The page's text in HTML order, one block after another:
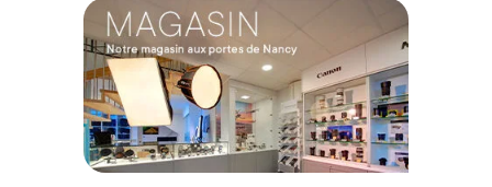
doivent êtrestockés à la verticale en cas de non-
utilisation prolongée(plus de 7 jours). C’est une étape très
importante pour éviter que le fond ne subisse des
déformations avec le temps.
Renforcement rigidité :Afin d'augmenter la rigidité et
la durée de vie de vos fonds, nous vous recommandons
l'utilisation d'un mandrin en aluminium.Voici une
référence pouvant convenir à vos besoins :Manfrotto
Lighting Alu-core 2,75m.